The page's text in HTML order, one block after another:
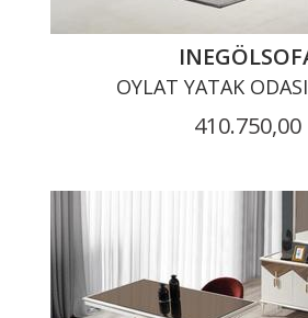
OYLAT YATAK
410.750,00